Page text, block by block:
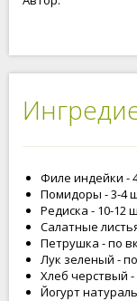
Филе индейки -
Помидоры - 3-4
Редиска - 10-12
Салатные
Петрушка - по
Лук зеленый -
Хлеб черствый -
Йогурт